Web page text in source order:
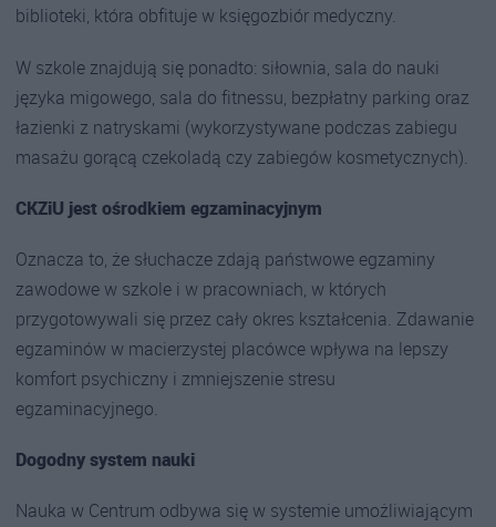
biblioteki, która obfituje w księgozbiór medyczny.
W szkole znajdują się ponadto: siłownia, sala do nauki
języka migowego, sala do fitnessu, bezpłatny parking oraz
łazienki z natryskami (wykorzystywane podczas zabiegu
masażu gorącą czekoladą czy zabiegów kosmetycznych).
CKZiU jest ośrodkiem egzaminacyjnym
Oznacza to, że słuchacze zdają państwowe egzaminy
zawodowe w szkole i w pracowniach, w których
przygotowywali się przez cały okres kształcenia. Zdawanie
egzaminów w macierzystej placówce wpływa na lepszy
komfort psychiczny i zmniejszenie stresu
egzaminacyjnego.
Dogodny system nauki
Nauka w Centrum odbywa się w systemie umożliwiającym